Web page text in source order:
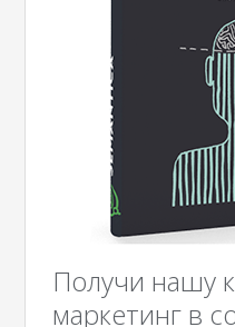
Получи нашу
маркетинг в